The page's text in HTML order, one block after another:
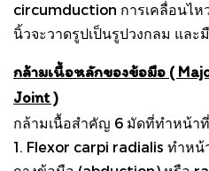
circumduction การเคลื่อนไห
นิ้วจะวาดรูปเป็นรูปวงกลม และ
กล้ามเนื้อหลักของข้อมือ (
Joint )
กล้ามเนื้อสำคัญ 6 มัดที่ทำหน้า
1. Flexor carpi radialis ทำห